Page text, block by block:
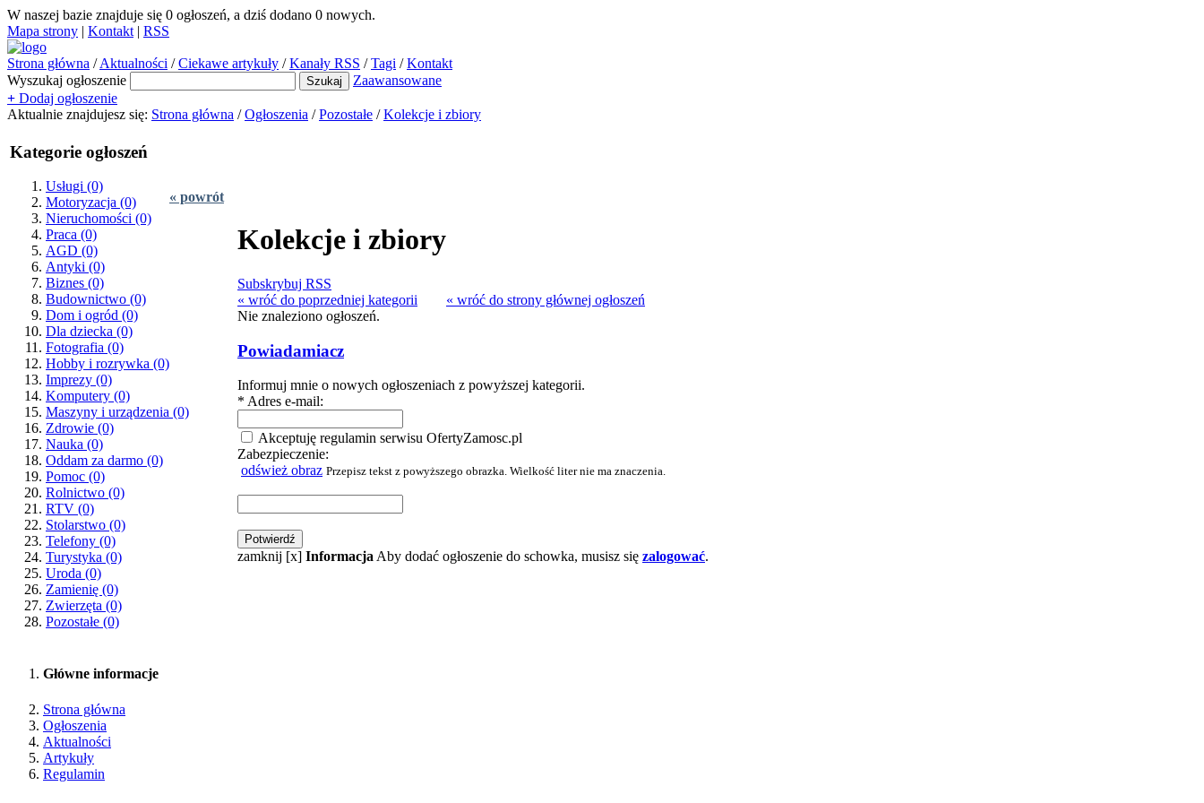
W naszej bazie znajduje się 0 ogłoszeń, a dziś dodano 0 nowych.
Mapa strony | Kontakt | RSS
Strona główna / Aktualności / Ciekawe artykuły / Kanały RSS / Tagi / Kontakt
Wyszukaj ogłoszenie
Zaawansowane
+ Dodaj ogłoszenie
Aktualnie znajdujesz się: Strona główna / Ogłoszenia / Pozostałe / Kolekcje i zbiory
Kategorie ogłoszeń
« powrót
Usługi (0)
Motoryzacja (0)
Nieruchomości (0)
Praca (0)
AGD (0)
Antyki (0)
Biznes (0)
Budownictwo (0)
Dom i ogród (0)
Dla dziecka (0)
Fotografia (0)
Hobby i rozrywka (0)
Imprezy (0)
Komputery (0)
Maszyny i urządzenia (0)
Zdrowie (0)
Nauka (0)
Oddam za darmo (0)
Pomoc (0)
Rolnictwo (0)
RTV (0)
Stolarstwo (0)
Telefony (0)
Turystyka (0)
Uroda (0)
Zamienię (0)
Zwierzęta (0)
Pozostałe (0)
Kolekcje i zbiory
Subskrybuj RSS
« wróć do poprzedniej kategorii
« wróć do strony głównej ogłoszeń
Nie znaleziono ogłoszeń.
Powiadamiacz
Informuj mnie o nowych ogłoszeniach z powyższej kategorii.
* Adres e-mail:
Akceptuję regulamin serwisu OfertyZamosc.pl
Zabezpieczenie:
odśwież obraz Przepisz tekst z powyższego obrazka. Wielkość liter nie ma znaczenia.
zamknij [x] Informacja Aby dodać ogłoszenie do schowka, musisz się zalogować.
Główne informacje
Strona główna
Ogłoszenia
Aktualności
Artykuły
Regulamin